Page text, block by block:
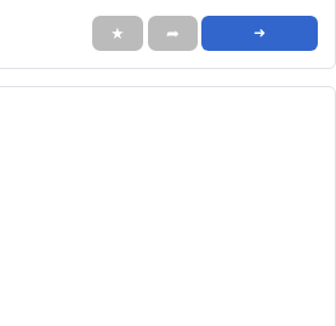
★ ➦ ➜